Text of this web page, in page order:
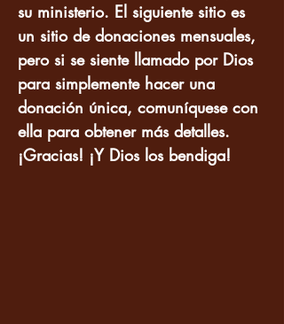
su ministerio. El siguiente sitio es
un sitio de donaciones mensuales,
pero si se siente llamado por Dios
para simplemente hacer una
donación única, comuníquese con
ella para obtener más detalles.
¡Gracias! ¡Y Dios los bendiga!